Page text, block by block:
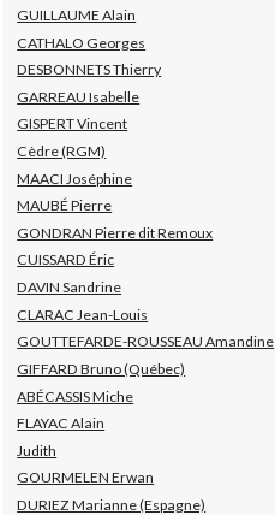
GUILLAUME Alain
CATHALO Georges
DESBONNETS Thierry
GARREAU Isabelle
GISPERT Vincent
Cèdre (RGM)
MAACI Joséphine
MAUBÉ Pierre
GONDRAN Pierre dit Remoux
CUISSARD Éric
DAVIN Sandrine
CLARAC Jean-Louis
GOUTTEFARDE-ROUSSEAU Amandine
GIFFARD Bruno (Québec)
ABÉCASSIS Miche
FLAYAC Alain
Judith
GOURMELEN Erwan
DURIEZ Marianne (Espagne)